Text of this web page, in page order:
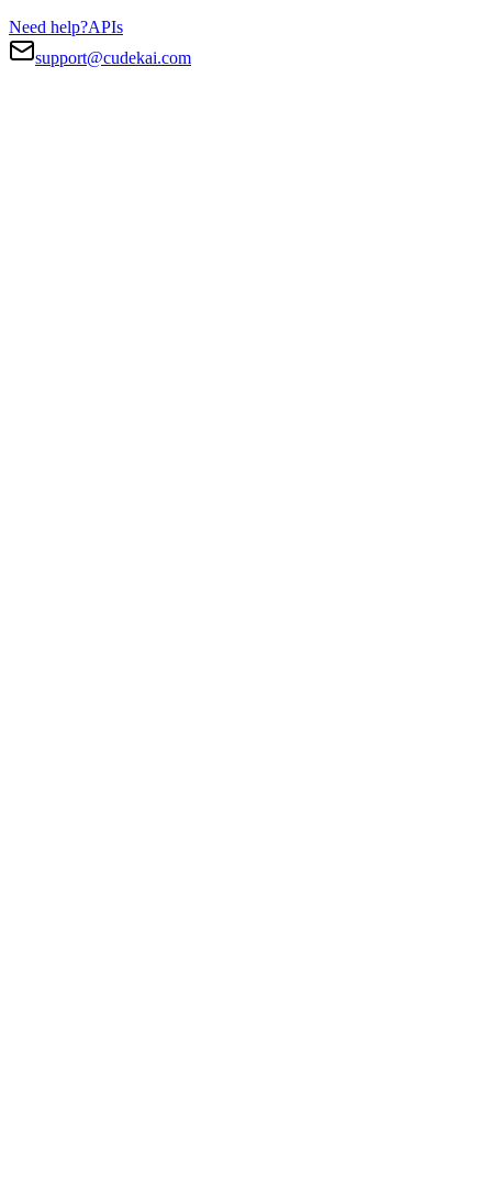
Need help?APIs
support@cudekai.com